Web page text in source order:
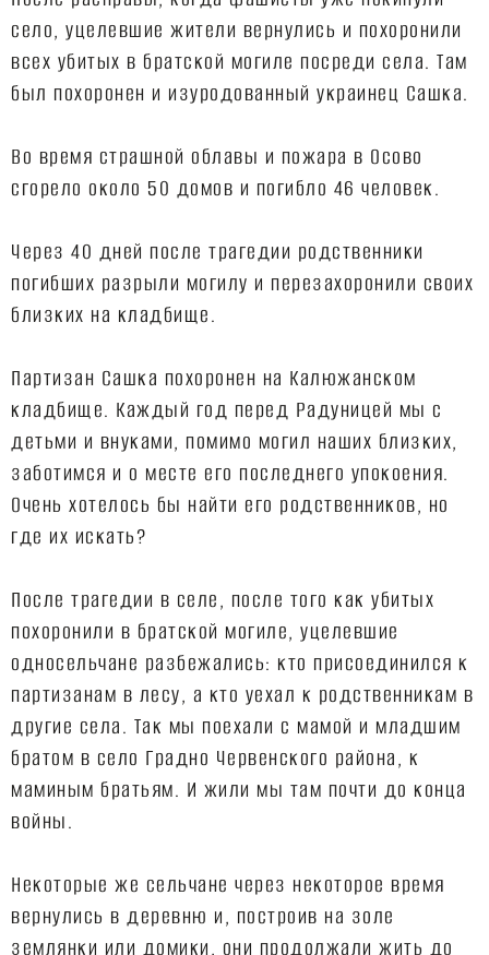
село, уцелевшие жители вернулись и похоронили
всех убитых в братской могиле посреди села. Там
был похоронен и изуродованный украинец Сашка.
Во время страшной облавы и пожара в Осово
сгорело около 50 домов и погибло 46 человек.
Через 40 дней после трагедии родственники
погибших разрыли могилу и перезахоронили своих
близких на кладбище.
Партизан Сашка похоронен на Калюжанском
кладбище. Каждый год перед Радуницей мы с
детьми и внуками, помимо могил наших близких,
заботимся и о месте его последнего упокоения.
Очень хотелось бы найти его родственников, но
где их искать?
После трагедии в селе, после того как убитых
похоронили в братской могиле, уцелевшие
односельчане разбежались: кто присоединился к
партизанам в лесу, а кто уехал к родственникам в
другие села. Так мы поехали с мамой и младшим
братом в село Градно Червенского района, к
маминым братьям. И жили мы там почти до конца
войны.
Некоторые же сельчане через некоторое время
вернулись в деревню и, построив на золе
землянки или домики, они продолжали жить до